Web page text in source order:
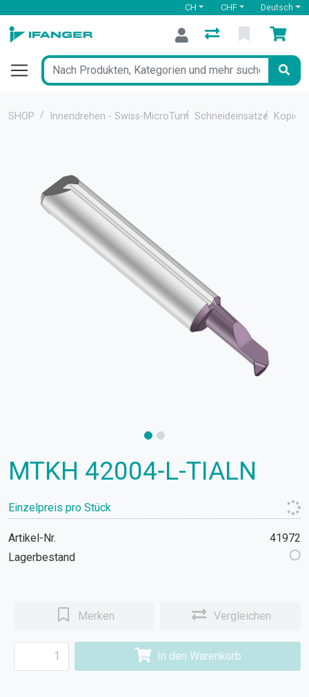
CH CHF Deutsch
SHOP Innendrehen - Swiss-MicroTurn Schneideinsätze
MTKH 42004-L-TIALN
Einzelpreis pro Stück
Artikel-Nr.
41972
Lagerbestand
Merken Vergleichen
In den Warenkorb